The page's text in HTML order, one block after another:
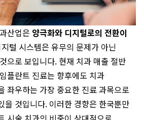
산업은 양극화와 디지털로의 전환이
털 시스템은 유무의 문제가 아닌
으로 보입니다. 현재 치과 매출 절반
플란트 진료는 향후에도 치과
좌우하는 가장 중요한 진료 과목으로
을 것입니다. 이러한 경향은 한국뿐만